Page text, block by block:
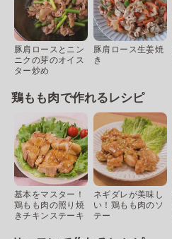
豚肩ロースとニン
ニクの芽のオイス
ター炒め
豚肩ロース生姜焼
き
鶏もも肉で作れるレシピ
基本をマスター！
鶏もも肉の照り焼
きチキンステーキ
ネギダレが美味し
い！鶏もも肉のソ
テー